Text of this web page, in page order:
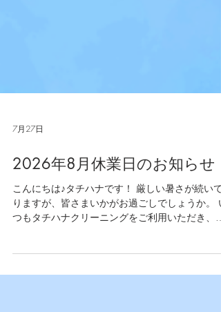
7月27日
2026年8月休業日のお知らせ
こんにちは♪タチハナです！ 厳しい暑さが続いてお
つもタチハナクリーニングをご利用いただき、誠